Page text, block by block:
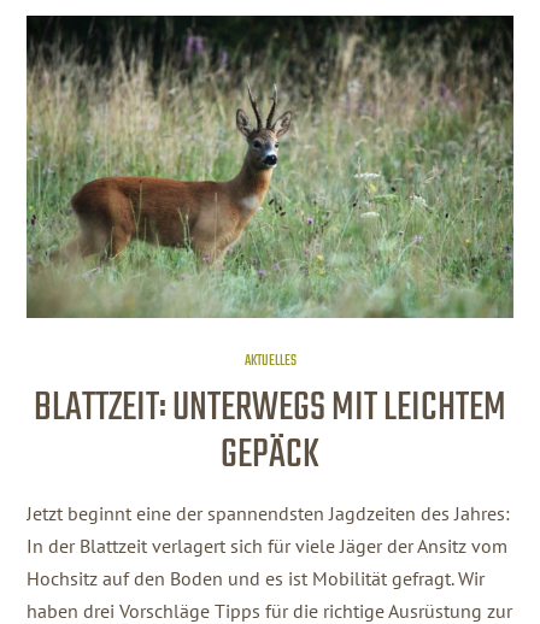
AKTUELLES
BLATTZEIT: UNTERWEGS MIT LEICHTEM
GEPÄCK
Jetzt beginnt eine der spannendsten Jagdzeiten des Jahres:
In der Blattzeit verlagert sich für viele Jäger der Ansitz vom
Hochsitz auf den Boden und es ist Mobilität gefragt. Wir
haben drei Vorschläge Tipps für die richtige Ausrüstung zur